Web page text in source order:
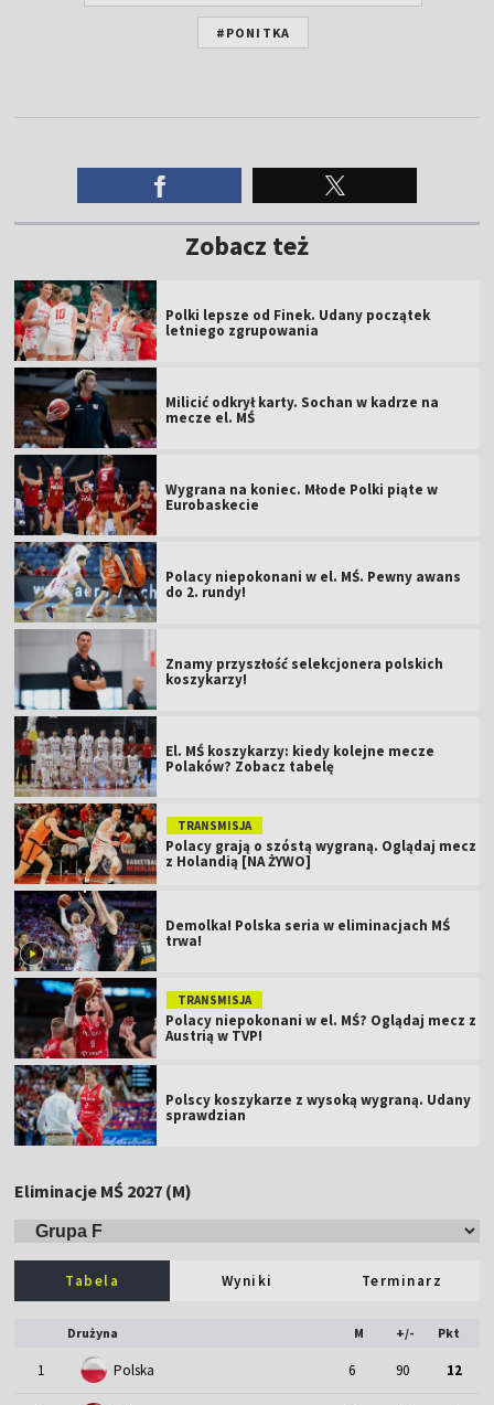
#PONITKA
Zobacz też
Polki lepsze od Finek. Udany początek
letniego zgrupowania
Milicić odkrył karty. Sochan w kadrze na
mecze el. MŚ
Wygrana na koniec. Młode Polki piąte w
Eurobaskecie
Polacy niepokonani w el. MŚ. Pewny awans
do 2. rundy!
Znamy przyszłość selekcjonera polskich
koszykarzy!
El. MŚ koszykarzy: kiedy kolejne mecze
Polaków? Zobacz tabelę
TRANSMISJA
Polacy grają o szóstą wygraną. Oglądaj mecz
z Holandią [NA ŻYWO]
Demolka! Polska seria w eliminacjach MŚ
trwa!
TRANSMISJA
Polacy niepokonani w el. MŚ? Oglądaj mecz z
Austrią w TVP!
Polscy koszykarze z wysoką wygraną. Udany
sprawdzian
Eliminacje MŚ 2027 (M)
Tabela Wyniki Terminarz
Drużyna M +/- Pkt
1 Polska 6 90 12